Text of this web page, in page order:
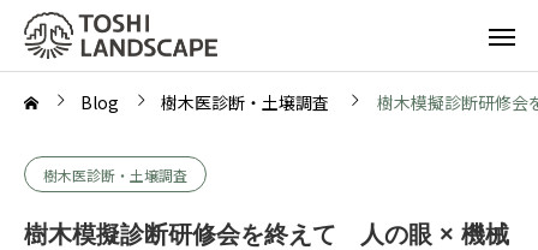
Blog 樹木医診断・土壌調査 樹木模擬診断研修
樹木医診断・土壌調査
樹木模擬診断研修会を終えて 人の眼 × 機械